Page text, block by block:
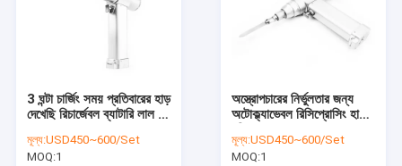
3 ঘন্টা চার্জিং সময় প্রতিবারের হাড়
দেখেছি রিচার্জেবল ব্যাটারি লাল /
মূল্য:USD450~600/Set
MOQ:1
অস্ত্রোপচারের নির্ভুলতার জন্য
অটোক্ল্যাভেবল রিসিপ্রোসিং হাড়ের
মূল্য:USD450~600/Set
MOQ:1